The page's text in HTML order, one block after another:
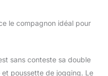
le compagnon idéal pour
sans conteste sa double
poussette de jogging. Le